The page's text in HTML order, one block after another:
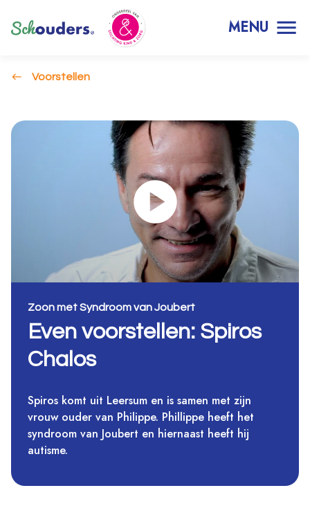
MENU
Voorstellen
Zoon met Syndroom van Joubert
Even voorstellen: Spiros
Chalos
Spiros komt uit Leersum en is samen met zijn
vrouw ouder van Philippe. Phillippe heeft het
syndroom van Joubert en hiernaast heeft hij
autisme.